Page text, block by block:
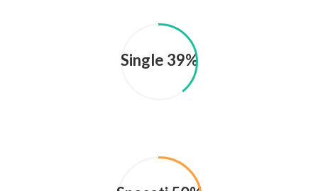
Single 39%